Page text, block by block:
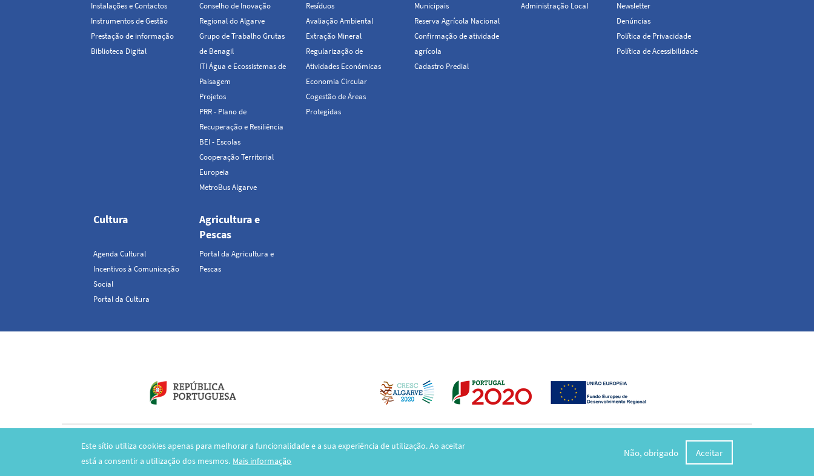
Instalações e Contactos
Instrumentos de Gestão
Prestação de informação
Biblioteca Digital
Conselho de Inovação
Regional do Algarve
Grupo de Trabalho Grutas
de Benagil
ITI Água e Ecossistemas de
Paisagem
Projetos
PRR - Plano de
Recuperação e Resiliência
BEI - Escolas
Cooperação Territorial
Europeia
MetroBus Algarve
Resíduos
Avaliação Ambiental
Extração Mineral
Regularização de
Atividades Económicas
Economia Circular
Cogestão de Áreas
Protegidas
Municipais
Reserva Agrícola Nacional
Confirmação de atividade
agrícola
Cadastro Predial
Administração Local
Cultura
Agenda Cultural
Incentivos à Comunicação
Social
Portal da Cultura
Agricultura e
Pescas
Portal da Agricultura e
Pescas
Newsletter
Denúncias
Política de Privacidade
Política de Acessibilidade
Copyright © 2002-2020 CCDR Algarve. Todos os direitos reservados. Conceção:
Este sítio utiliza cookies apenas para melhorar a funcionalidade e a sua experiência de utilização.Ao aceitar
está a consentir a utilização dos mesmos. Mais informação
Não, obrigado Aceitar